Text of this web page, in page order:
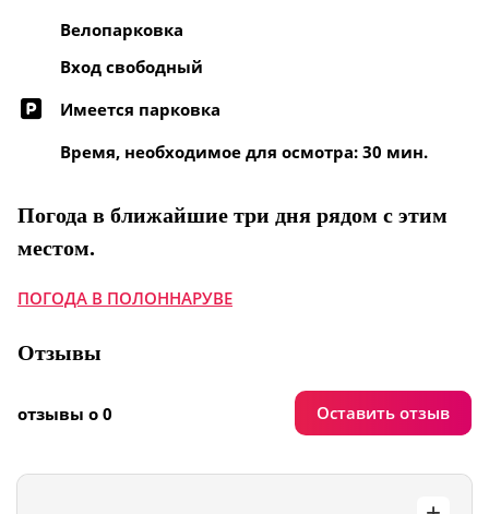
Велопарковка
Вход свободный
Имеется парковка
Время, необходимое для осмотра: 30 мин.
Погода в ближайшие три дня рядом с этим
местом.
ПОГОДА В ПОЛОННАРУВЕ
Отзывы
отзывы о 0 Оставить отзыв